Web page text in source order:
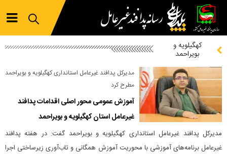
کهگیلویه و
بویراحمد
مدیرکل پدافند غیرعامل استانداری کهگیلویه و بویراحمد
مطرح کرد
آموزش عمومی محور اصلی اقدامات پدافند
غیرعامل استان کهگیلویه و بویراحمد
مدیرکل پدافند غیرعامل استانداری کهگیلویه و بویراحمد گفت: در هفته پدافند
غیرعامل برنامه‌های آموزشی با محوریت آموزش همگانی و تاب‌آوری زیرساختی اجرا